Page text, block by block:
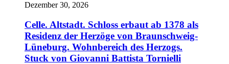
Dezember 30, 2026
Celle. Altstadt. Schloss erbaut ab 1378 als
Residenz der Herzöge von Braunschweig-
Lüneburg. Wohnbereich des Herzogs.
Stuck von Giovanni Battista Tornielli